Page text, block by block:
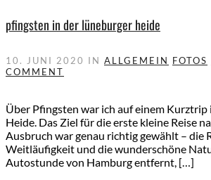
pfingsten in der lüneburger heide
10. JUNI 2020 IN ALLGEMEIN FOTOS
COMMENT
Über Pfingsten war ich auf einem Kurztrip
Heide. Das Ziel für die erste kleine Reise
Ausbruch war genau richtig gewählt – die
Weitläufigkeit und die wunderschöne
Autostunde von Hamburg entfernt, […]